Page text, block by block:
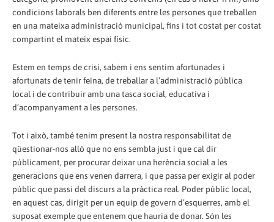
condicions laborals ben diferents entre les persones que treballen
en una mateixa administració municipal, fins i tot costat per costat
compartint el mateix espai físic.
Estem en temps de crisi, sabem i ens sentim afortunades i
afortunats de tenir feina, de treballar a l’administració pública
local i de contribuir amb una tasca social, educativa i
d’acompanyament a les persones.
Tot i això, també tenim present la nostra responsabilitat de
qüestionar-nos allò que no ens sembla just i que cal dir
públicament, per procurar deixar una herència social a les
generacions que ens venen darrera, i que passa per exigir al poder
públic que passi del discurs a la pràctica real. Poder públic local,
en aquest cas, dirigit per un equip de govern d’esquerres, amb el
suposat exemple que entenem que hauria de donar. Són les